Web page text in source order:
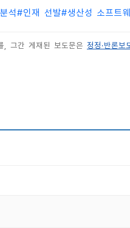
분석#인재 선발#생산성 소프트
, 그간 게재된 보도문은 정정·반론보